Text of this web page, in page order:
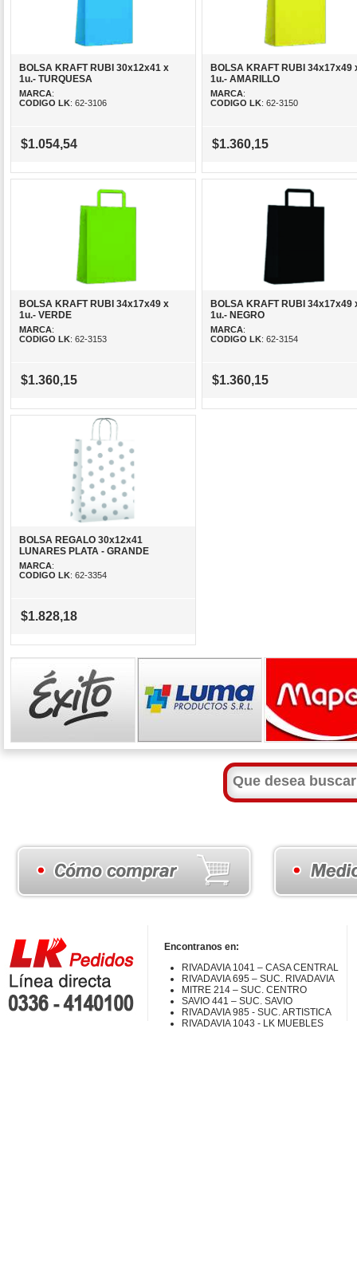
BOLSA KRAFT RUBI 30x12x41 x
1u.- TURQUESA
MARCA:
CODIGO LK: 62-3106
$1.054,54
BOLSA KRAFT RUBI 34x17x49
1u.- AMARILLO
MARCA:
CODIGO LK: 62-3150
$1.360,15
BOLSA KRAFT RUBI 34x17x49 x
1u.- VERDE
MARCA:
CODIGO LK: 62-3153
$1.360,15
BOLSA KRAFT RUBI 34x17x49
1u.- NEGRO
MARCA:
CODIGO LK: 62-3154
$1.360,15
BOLSA REGALO 30x12x41
LUNARES PLATA - GRANDE
MARCA:
CODIGO LK: 62-3354
$1.828,18
Encontranos en:
RIVADAVIA 1041 – CASA CENTRAL
RIVADAVIA 695 – SUC. RIVADAVIA
MITRE 214 – SUC. CENTRO
SAVIO 441 – SUC. SAVIO
RIVADAVIA 985 - SUC. ARTISTICA
RIVADAVIA 1043 - LK MUEBLES